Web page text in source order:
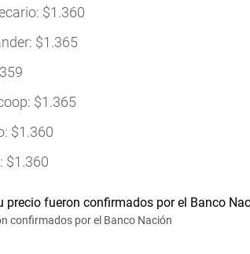
$1.360
$1.365
$1.365
$1.360
$1.360
confirmados por el Banco Nación